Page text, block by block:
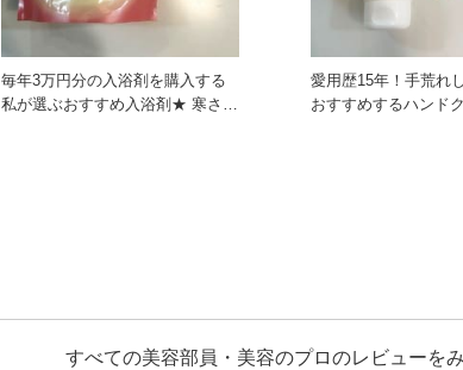
毎年3万円分の入浴剤を購入する
私が選ぶおすすめ入浴剤★ 寒さが
愛用歴15年！手荒れ
おすすめするハンドク
すべての美容部員・美容のプロのレビューを